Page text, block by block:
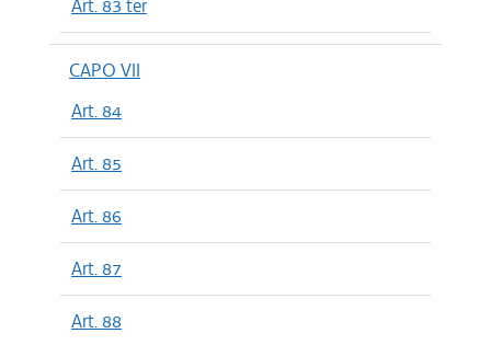
Art. 83 ter
CAPO VII
Art. 84
Art. 85
Art. 86
Art. 87
Art. 88